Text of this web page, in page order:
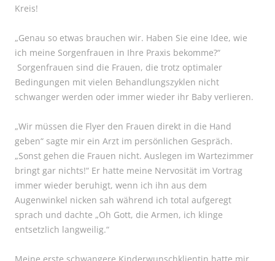
Kreis!
„Genau so etwas brauchen wir. Haben Sie eine Idee, wie
ich meine Sorgenfrauen in Ihre Praxis bekomme?“
Sorgenfrauen sind die Frauen, die trotz optimaler
Bedingungen mit vielen Behandlungszyklen nicht
schwanger werden oder immer wieder ihr Baby verlieren.
„Wir müssen die Flyer den Frauen direkt in die Hand
geben“ sagte mir ein Arzt im persönlichen Gespräch.
„Sonst gehen die Frauen nicht. Auslegen im Wartezimmer
bringt gar nichts!“ Er hatte meine Nervosität im Vortrag
immer wieder beruhigt, wenn ich ihn aus dem
Augenwinkel nicken sah während ich total aufgeregt
sprach und dachte „Oh Gott, die Armen, ich klinge
entsetzlich langweilig.“